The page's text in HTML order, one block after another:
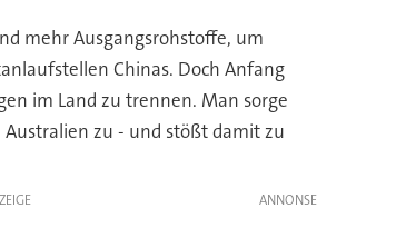
mehr Ausgangsrohstoffe, um
Chinas. Doch Anfang
im Land zu trennen. Man sorge
zu - und stößt damit zu